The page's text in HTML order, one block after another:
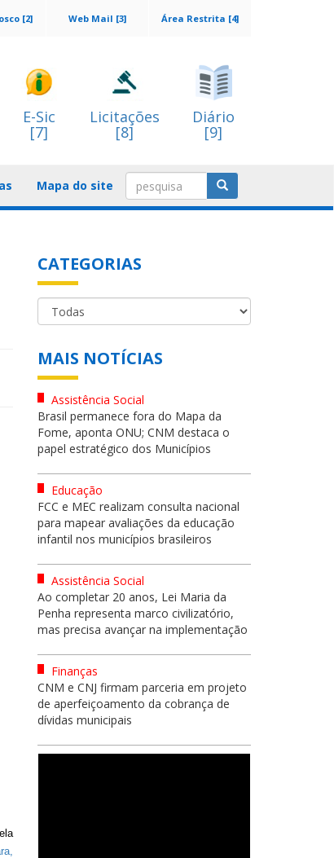
Área Restrita [4]
Web Mail [3]
[2]
E-Sic
[7]
Licitações
[8]
Diário
[9]
Mapa do site
CATEGORIAS
MAIS NOTÍCIAS
Assistência Social
Brasil permanece fora do Mapa da
Fome, aponta ONU; CNM destaca o
papel estratégico dos Municípios
Educação
FCC e MEC realizam consulta nacional
para mapear avaliações da educação
infantil nos municípios brasileiros
Assistência Social
Ao completar 20 anos, Lei Maria da
Penha representa marco civilizatório,
mas precisa avançar na implementação
Finanças
CNM e CNJ firmam parceria em projeto
de aperfeiçoamento da cobrança de
dívidas municipais